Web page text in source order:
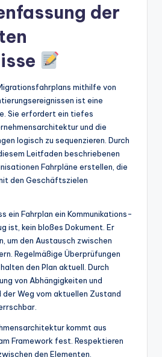
der
mithilfe von
ist eine
Sie erfordert ein tiefes
und die
logisch zu sequenzieren. Durch
Leitfaden beschriebenen
Fahrpläne erstellen, die
den Geschäftszielen
ein Fahrplan ein Kommunikations-
ist, kein bloßes Dokument. Er
um den Austausch zwischen
Regelmäßige Überprüfungen
den Plan aktuell. Durch
von Abhängigkeiten und
der Weg vom aktuellen Zustand
kommt aus
Framework fest. Respektieren
den Elementen.